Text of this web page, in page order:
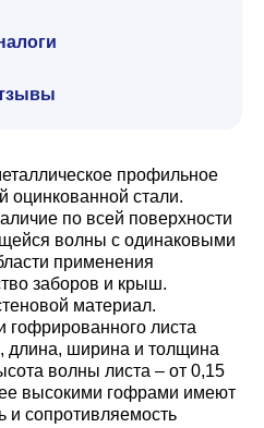
профильное
оцинкованной стали.
по всей поверхности
волны с одинаковыми
применения
заборов и крыш.
материал.
листа
длина, ширина и толщина
волны листа – от 0,15
высокими гофрами имеют
и сопротивляемость